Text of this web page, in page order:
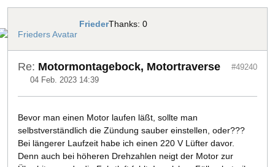
FriederThanks: 0
Re: Motormontagebock, Motortraverse
04 Feb. 2023 14:39
#49240
Bevor man einen Motor laufen läßt, sollte man
selbstverständlich die Zündung sauber einstellen, oder???
Bei längerer Laufzeit habe ich einen 220 V Lüfter davor.
Denn auch bei höheren Drehzahlen neigt der Motor zur